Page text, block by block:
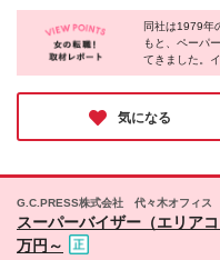
す。 自分で
であれば大
ーパーフレ
時短勤務応
に働ける環
代は別途全
＜本社＞ 東京都
東京都中央区銀座6-5-16
社関連勤務地 ＜TOPIX：なぜ、私たちは銀座
えるのか＞
発祥地、銀
「書く文化
る方にとっ
として、銀
け続けてい
同社は1979年
もと、ペーパ
てきました。
デザインは、
の質感や書き
ちを伝える製
く愛される理
気になる
G.C.PRESS株式会社 代々木オフィス
スーパーバイザー（エリア
万円～